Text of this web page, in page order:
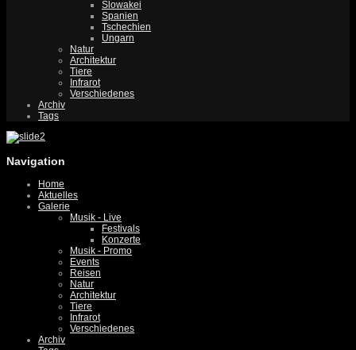
Slowakei
Spanien
Tschechien
Ungarn
Natur
Architektur
Tiere
Infrarot
Verschiedenes
Archiv
Tags
Navigation
Home
Aktuelles
Galerie
Musik - Live
Festivals
Konzerte
Musik - Promo
Events
Reisen
Natur
Architektur
Tiere
Infrarot
Verschiedenes
Archiv